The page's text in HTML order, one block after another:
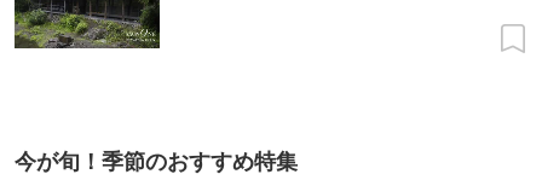
今が旬！季節のおすすめ特集